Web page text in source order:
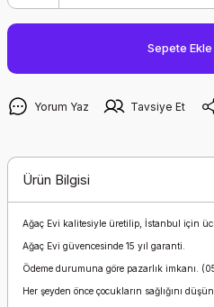
Sepete Ekle
Yorum Yaz Tavsiye Et
Ürün Bilgisi
Ağaç Evi kalitesiyle üretilip, İstanbul için
Ağaç Evi güvencesinde 15 yıl garanti.
Ödeme durumuna göre pazarlık imkanı.
Her şeyden önce çocukların sağlığını